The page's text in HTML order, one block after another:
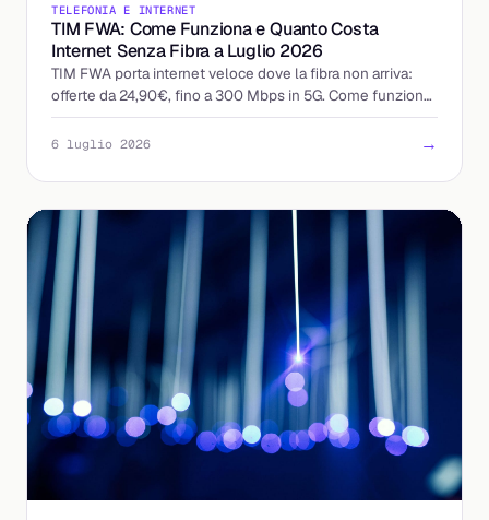
TELEFONIA E INTERNET
TIM FWA: Come Funziona e Quanto Costa
Internet Senza Fibra a Luglio 2026
TIM FWA porta internet veloce dove la fibra non arriva:
offerte da 24,90€, fino a 300 Mbps in 5G. Come funziona
e a chi conviene davvero.
6 luglio 2026 →